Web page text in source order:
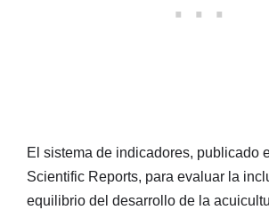
El sistema de indicadores, publicado
Scientific Reports, para evaluar la
equilibrio del desarrollo de la